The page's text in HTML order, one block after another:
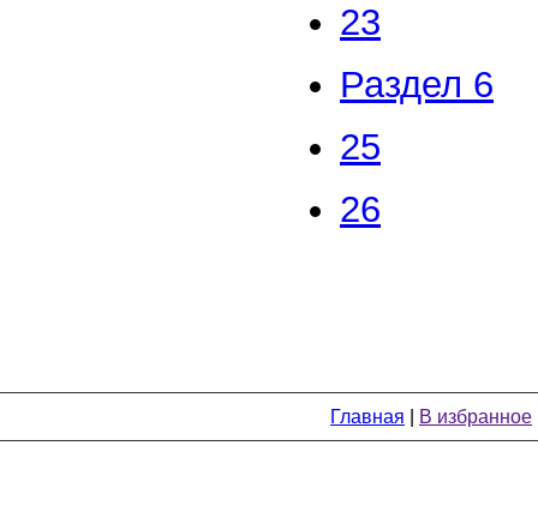
23
Раздел 6
25
26
Главная В избранное